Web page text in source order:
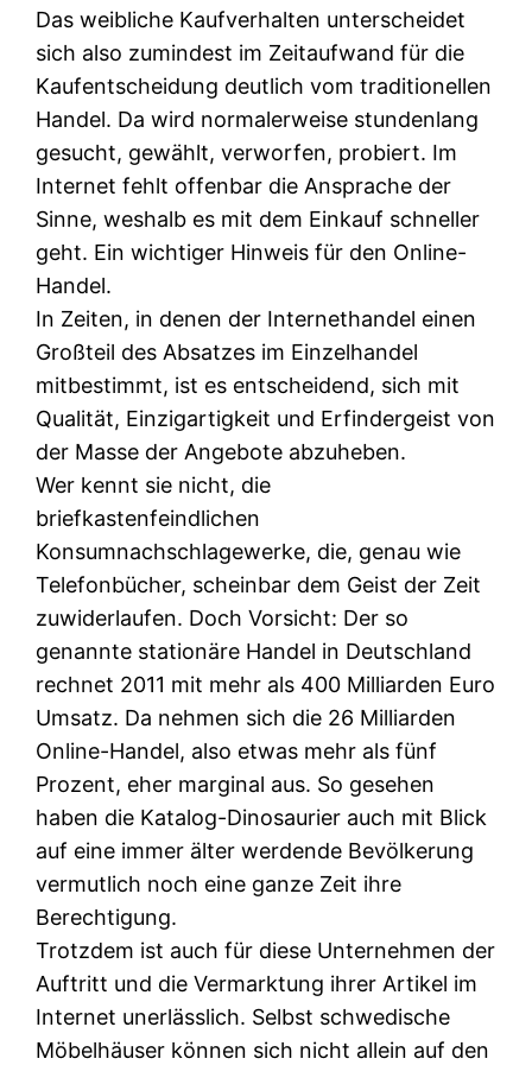
Das weibliche Kaufverhalten unterscheidet
sich also zumindest im Zeitaufwand für die
Kaufentscheidung deutlich vom traditionellen
Handel. Da wird normalerweise stundenlang
gesucht, gewählt, verworfen, probiert. Im
Internet fehlt offenbar die Ansprache der
Sinne, weshalb es mit dem Einkauf schneller
geht. Ein wichtiger Hinweis für den Online-
Handel.
In Zeiten, in denen der Internethandel einen
Großteil des Absatzes im Einzelhandel
mitbestimmt, ist es entscheidend, sich mit
Qualität, Einzigartigkeit und Erfindergeist von
der Masse der Angebote abzuheben.
Wer kennt sie nicht, die
briefkastenfeindlichen
Konsumnachschlagewerke, die, genau wie
Telefonbücher, scheinbar dem Geist der Zeit
zuwiderlaufen. Doch Vorsicht: Der so
genannte stationäre Handel in Deutschland
rechnet 2011 mit mehr als 400 Milliarden Euro
Umsatz. Da nehmen sich die 26 Milliarden
Online-Handel, also etwas mehr als fünf
Prozent, eher marginal aus. So gesehen
haben die Katalog-Dinosaurier auch mit Blick
auf eine immer älter werdende Bevölkerung
vermutlich noch eine ganze Zeit ihre
Berechtigung.
Trotzdem ist auch für diese Unternehmen der
Auftritt und die Vermarktung ihrer Artikel im
Internet unerlässlich. Selbst schwedische
Möbelhäuser können sich nicht allein auf den